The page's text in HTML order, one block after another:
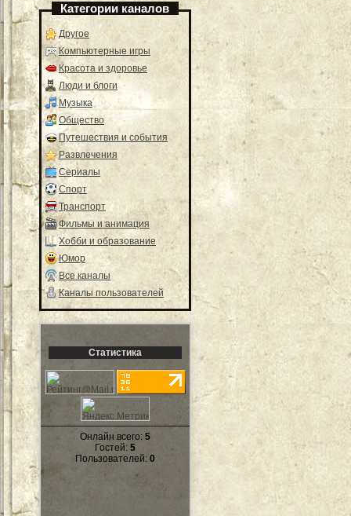
Категории каналов
Другое
Компьютерные игры
Красота и здоровье
Люди и блоги
Музыка
Общество
Путешествия и события
Развлечения
Сериалы
Спорт
Транспорт
Фильмы и анимация
Хобби и образование
Юмор
Все каналы
Каналы пользователей
Статистика
Онлайн всего: 5
Гостей: 5
Пользователей: 0